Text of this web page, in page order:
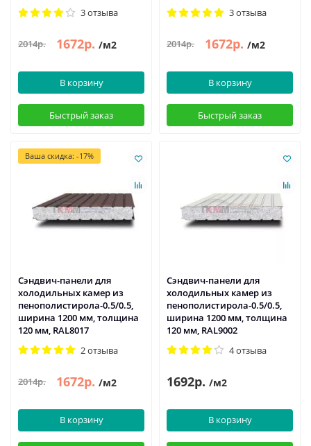
3 отзыва
2014р. 1672р. /м2
В корзину
Быстрый заказ
3 отзыва
2014р. 1672р. /м2
В корзину
Быстрый заказ
Ваша скидка: -17%
Сэндвич-панели для
холодильных камер из
пенополистирола-0.5/0.5,
ширина 1200 мм, толщина
120 мм, RAL8017
2 отзыва
2014р. 1672р. /м2
В корзину
Сэндвич-панели для
холодильных камер из
пенополистирола-0.5/0.5,
ширина 1200 мм, толщина
120 мм, RAL9002
4 отзыва
1692р. /м2
В корзину